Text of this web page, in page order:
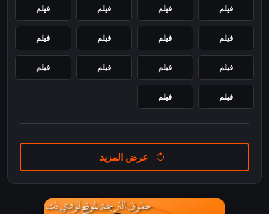
فيلم فيلم فيلم فيلم
فيلم فيلم فيلم فيلم
فيلم فيلم فيلم فيلم
فيلم فيلم
عرض المزيد